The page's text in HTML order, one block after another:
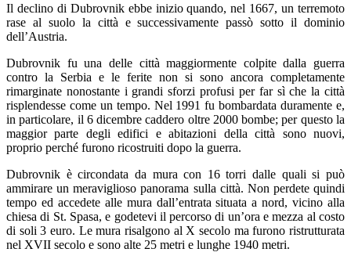
Il declino di Dubrovnik ebbe inizio quando, nel 1667, un terremoto
rase al suolo la città e successivamente passò sotto il dominio
dell’Austria.
Dubrovnik fu una delle città maggiormente colpite dalla guerra
contro la Serbia e le ferite non si sono ancora completamente
rimarginate nonostante i grandi sforzi profusi per far sì che la città
risplendesse come un tempo. Nel 1991 fu bombardata duramente e,
in particolare, il 6 dicembre caddero oltre 2000 bombe; per questo la
maggior parte degli edifici e abitazioni della città sono nuovi,
proprio perché furono ricostruiti dopo la guerra.
Dubrovnik è circondata da mura con 16 torri dalle quali si può
ammirare un meraviglioso panorama sulla città. Non perdete quindi
tempo ed accedete alle mura dall’entrata situata a nord, vicino alla
chiesa di St. Spasa, e godetevi il percorso di un’ora e mezza al costo
di soli 3 euro. Le mura risalgono al X secolo ma furono ristrutturata
nel XVII secolo e sono alte 25 metri e lunghe 1940 metri.